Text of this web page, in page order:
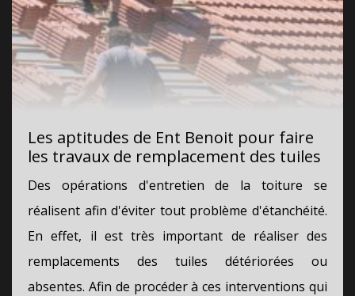
Les aptitudes de Ent Benoit pour faire
les travaux de remplacement des tuiles
Des opérations d'entretien de la toiture se
réalisent afin d'éviter tout problème d'étanchéité.
En effet, il est très important de réaliser des
remplacements des tuiles détériorées ou
absentes. Afin de procéder à ces interventions qui